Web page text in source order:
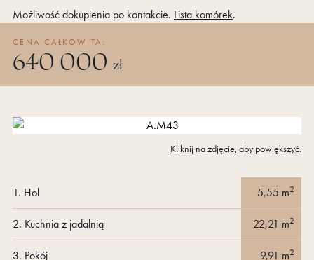
Garaż
indywidualny
Możliwość dokupienia po kontakcie. Lista komórek.
CENA CAŁKOWITA:
640 000 zł
Kliknij na zdjęcie, aby powiększyć.
1. Hol 5,55 m2
2. Kuchnia z jadalnią 22,21 m2
3. Pokój 9,91 m2